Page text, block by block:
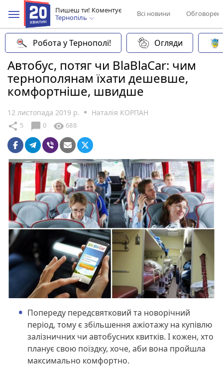
Пишеш ти! Коментує
Тернопіль
Всі новини
Робота у Тернополі! Огляди
Автобус, потяг чи BlaBlaCar: чим
тернополянам їхати дешевше,
комфортніше, швидше
12 листопада 2019 р. Наталія КОРПАН
share 5 chat_bubble 0 visibility 688
Попереду передсвятковий та новорічний
період, тому є збільшення ажіотажу на купівлю
залізничних чи автобусних квитків. І кожен, хто
планує свою поїздку, хоче, аби вона пройшла
максимально комфортно.